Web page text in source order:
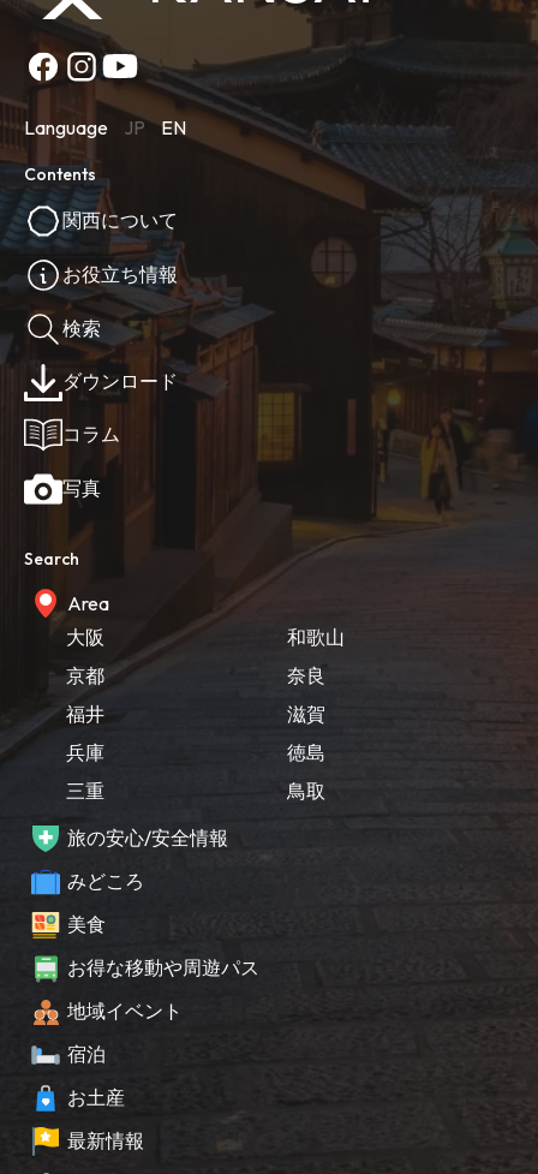
Language JP EN
Contents
関西について
お役立ち情報
検索
ダウンロード
コラム
写真
Search
Area
大阪
京都
福井
兵庫
三重
和歌山
奈良
滋賀
徳島
鳥取
旅の安心/安全情報
みどころ
美食
お得な移動や周遊パス
地域イベント
宿泊
お土産
最新情報